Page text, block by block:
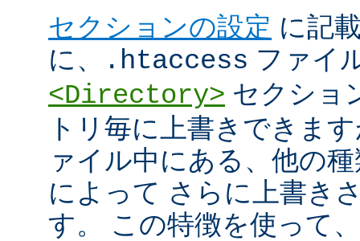
セクションの設定 に記
に、
.htaccess ファイ
<Directory> セクショ
トリ毎に上書きできま
ァイル中にある、他の
によって さらに上書き
す。 この特徴を使って